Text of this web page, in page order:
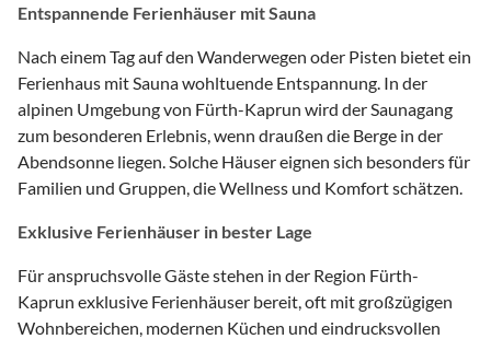
Entspannende Ferienhäuser mit Sauna
Nach einem Tag auf den Wanderwegen oder Pisten bietet ein
Ferienhaus mit Sauna wohltuende Entspannung. In der
alpinen Umgebung von Fürth-Kaprun wird der Saunagang
zum besonderen Erlebnis, wenn draußen die Berge in der
Abendsonne liegen. Solche Häuser eignen sich besonders für
Familien und Gruppen, die Wellness und Komfort schätzen.
Exklusive Ferienhäuser in bester Lage
Für anspruchsvolle Gäste stehen in der Region Fürth-
Kaprun exklusive Ferienhäuser bereit, oft mit großzügigen
Wohnbereichen, modernen Küchen und eindrucksvollen